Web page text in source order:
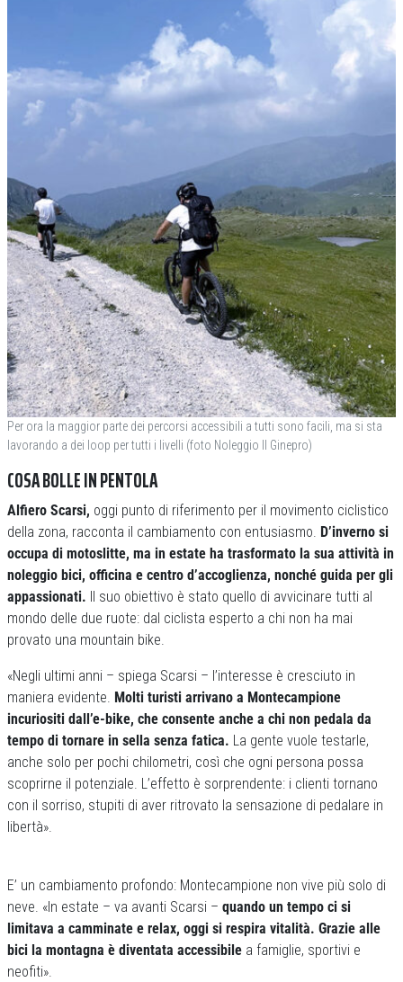
Per ora la maggior parte dei percorsi accessibili a tutti sono facili, ma si sta
lavorando a dei loop per tutti i livelli (foto Noleggio Il Ginepro)
COSA BOLLE IN PENTOLA
Alfiero Scarsi, oggi punto di riferimento per il movimento ciclistico
della zona, racconta il cambiamento con entusiasmo. D’inverno si
occupa di motoslitte, ma in estate ha trasformato la sua attività in
noleggio bici, officina e centro d’accoglienza, nonché guida per gli
appassionati. Il suo obiettivo è stato quello di avvicinare tutti al
mondo delle due ruote: dal ciclista esperto a chi non ha mai
provato una mountain bike.
«Negli ultimi anni – spiega Scarsi – l’interesse è cresciuto in
maniera evidente. Molti turisti arrivano a Montecampione
incuriositi dall’e-bike, che consente anche a chi non pedala da
tempo di tornare in sella senza fatica. La gente vuole testarle,
anche solo per pochi chilometri, così che ogni persona possa
scoprirne il potenziale. L’effetto è sorprendente: i clienti tornano
con il sorriso, stupiti di aver ritrovato la sensazione di pedalare in
libertà».
E’ un cambiamento profondo: Montecampione non vive più solo di
neve. «In estate – va avanti Scarsi – quando un tempo ci si
limitava a camminate e relax, oggi si respira vitalità. Grazie alle
bici la montagna è diventata accessibile a famiglie, sportivi e
neofiti».